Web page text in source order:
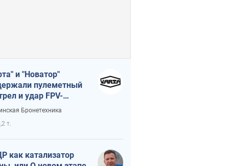
и "Новатор"
пулеметный
и удар FPV-
сохранив жизнь
Бронетехника
т.
как катализатор